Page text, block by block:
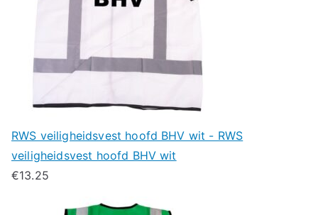
RWS veiligheidsvest hoofd BHV wit - RWS
veiligheidsvest hoofd BHV wit
€13.25